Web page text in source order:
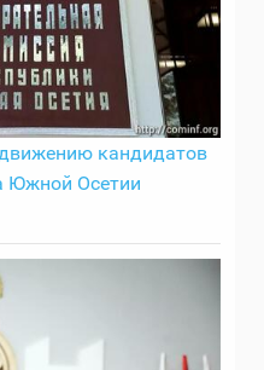
кандидатов
Южной Осетии